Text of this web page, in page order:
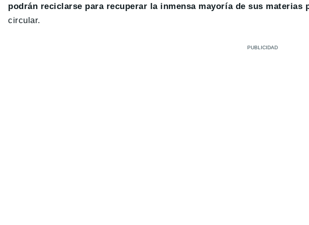
podrán reciclarse para recuperar la inmensa mayoría de sus materias
circular.